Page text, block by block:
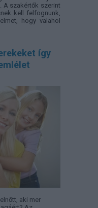
A szakértők szerint
kell felfognunk,
hogy valahol
így
aki mer